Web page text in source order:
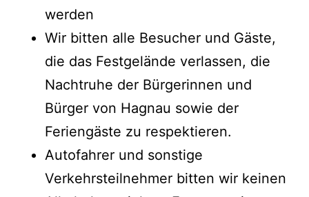
werden
Wir bitten alle Besucher und Gäste,
die das Festgelände verlassen, die
Nachtruhe der Bürgerinnen und
Bürger von Hagnau sowie der
Feriengäste zu respektieren.
Autofahrer und sonstige
Verkehrsteilnehmer bitten wir keinen